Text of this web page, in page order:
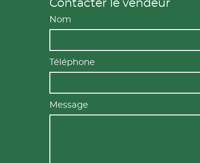
Contacter le vendeur
Nom
Téléphone
Message